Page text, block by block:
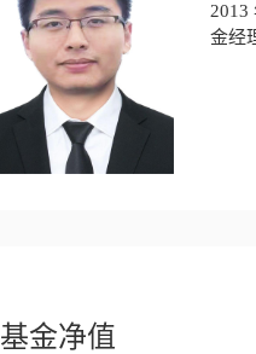
2013
金经
基金净值